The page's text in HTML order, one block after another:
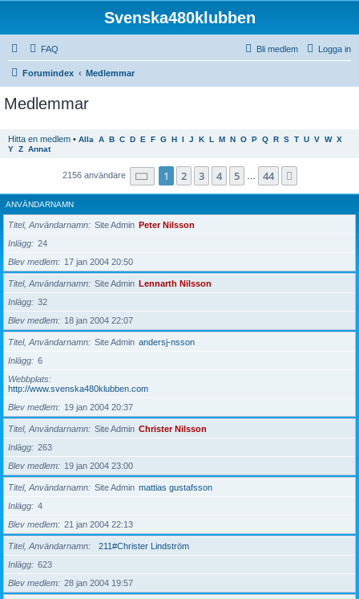
Svenska480klubben
FAQ Logga in
Bli medlem
Forumindex Medlemmar
Medlemmar
Hitta en medlem • Alla A B C D E F G H I J K L M N O P Q R S T U V W X
Y Z Annat
2156 användare Sida av 44
1 2 3 4 5 44
ANVÄNDARNAMN
Titel, Användarnamn Site Admin Peter Nilsson
Inlägg
24
Blev medlem
17 jan 2004 20:50
Titel, Användarnamn Site Admin Lennarth Nilsson
Inlägg
32
Blev medlem
18 jan 2004 22:07
Titel, Användarnamn Site Admin andersj-nsson
Inlägg
6
Webbplats
http://www.svenska480klubben.com
Blev medlem
19 jan 2004 20:37
Titel, Användarnamn Site Admin Christer Nilsson
Inlägg
263
Blev medlem
19 jan 2004 23:00
Titel, Användarnamn Site Admin mattias gustafsson
Inlägg
4
Blev medlem
21 jan 2004 22:13
Titel, Användarnamn
211#Christer Lindström
Inlägg
623
Blev medlem
28 jan 2004 19:57